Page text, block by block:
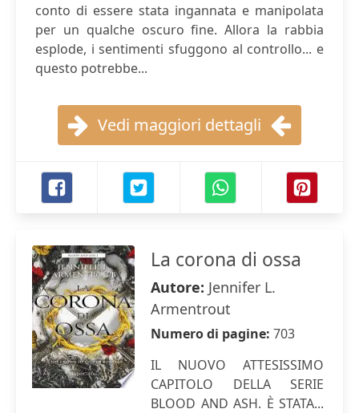
conto di essere stata ingannata e manipolata
per un qualche oscuro fine. Allora la rabbia
esplode, i sentimenti sfuggono al controllo... e
questo potrebbe...
Vedi maggiori dettagli
La corona di ossa
Autore: Jennifer L.
Armentrout
Numero di pagine: 703
IL NUOVO ATTESISSIMO
CAPITOLO DELLA SERIE
BLOOD AND ASH. È STATA...